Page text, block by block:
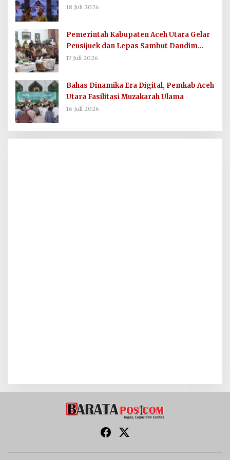
Komunikasi dan Informasi Publik
18 Juli 2026
Pemerintah Kabupaten Aceh Utara Gelar
Peusijuek dan Lepas Sambut Dandim
0103/AUT
17 Juli 2026
Bahas Dinamika Era Digital, Pemkab Aceh
Utara Fasilitasi Muzakarah Ulama
16 Juli 2026